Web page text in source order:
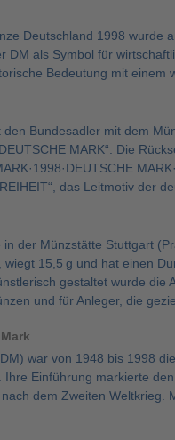
Deutschland 1998 wurde
DM als Symbol für
Bedeutung mit einem
den Bundesadler mit dem
MARK“. Die
das Leitmotiv der
in der Münzstätte Stuttgart
wiegt 15,5 g und hat einen
gestaltet wurde
und für Anleger, die
war von 1948 bis 1998
Ihre Einführung markierte
dem Zweiten Weltkrieg.